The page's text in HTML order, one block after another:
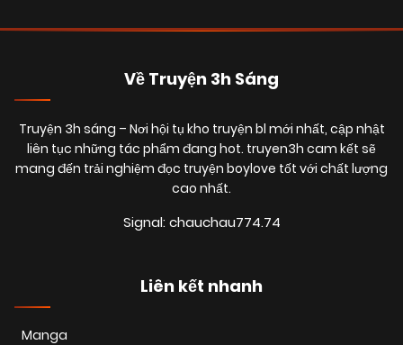
Về Truyện 3h Sáng
Truyện 3h sáng – Nơi hội tụ kho truyện bl mới nhất, cập nhật
liên tục những tác phẩm đang hot. truyen3h cam kết sẽ
mang đến trải nghiệm đọc truyện boylove tốt với chất lượng
cao nhất.
Signal: chauchau774.74
Liên kết nhanh
Manga